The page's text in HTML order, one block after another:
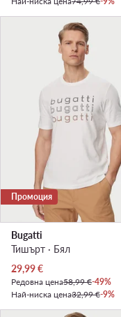
Промоция
Bugatti
Тишърт · Бял
Актуална цена
29,99€
Редовна цена58,99 €-49%
Най-ниска цена32,99 €-9%